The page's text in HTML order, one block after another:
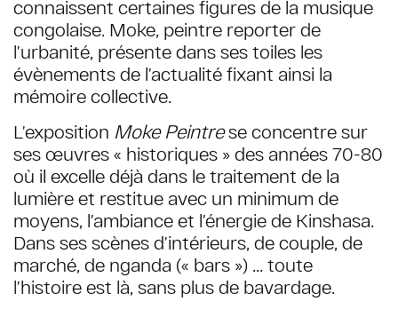
connaissent certaines figures de la musique
congolaise. Moke, peintre reporter de
l’urbanité, présente dans ses toiles les
évènements de l’actualité fixant ainsi la
mémoire collective.
L’exposition Moke Peintrese concentre sur
ses œuvres « historiques » des années 70-80
où il excelle déjà dans le traitement de la
lumière et restitue avec un minimum de
moyens, l’ambiance et l’énergie de Kinshasa.
Dans ses scènes d’intérieurs, de couple, de
marché, de nganda (« bars ») ... toute
l’histoire est là, sans plus de bavardage.